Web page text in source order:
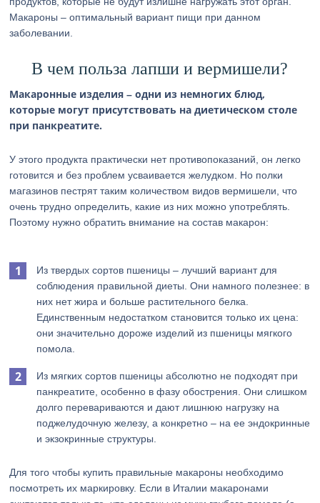
Макароны – оптимальный вариант пищи при данном
заболевании.
В чем польза лапши и вермишели?
Макаронные изделия – одни из немногих блюд,
которые могут присутствовать на диетическом столе
при панкреатите.
У этого продукта практически нет противопоказаний, он легко
готовится и без проблем усваивается желудком. Но полки
магазинов пестрят таким количеством видов вермишели, что
очень трудно определить, какие из них можно употреблять.
Поэтому нужно обратить внимание на состав макарон:
Из твердых сортов пшеницы – лучший вариант для
соблюдения правильной диеты. Они намного полезнее: в
них нет жира и больше растительного белка.
Единственным недостатком становится только их цена:
они значительно дороже изделий из пшеницы мягкого
помола.
Из мягких сортов пшеницы абсолютно не подходят при
панкреатите, особенно в фазу обострения. Они слишком
долго перевариваются и дают лишнюю нагрузку на
поджелудочную железу, а конкретно – на ее эндокринные
и экзокринные структуры.
Для того чтобы купить правильные макароны необходимо
посмотреть их маркировку. Если в Италии макаронами